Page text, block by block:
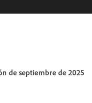
de septiembre de 2025